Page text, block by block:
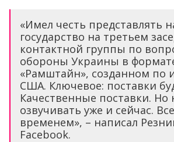
«Имел честь представлять
государство на третьем
контактной группы по
обороны Украины в
«Рамштайн», созданном по
США. Ключевое: поставки
Качественные поставки. Но
озвучивать уже и сейчас.
временем», – написал
Facebook.